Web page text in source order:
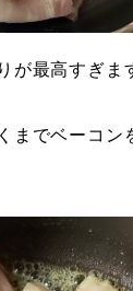
が最高すぎま
までベーコン